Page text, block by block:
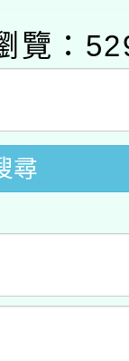
節水達
系列
藝術
覽：
尋